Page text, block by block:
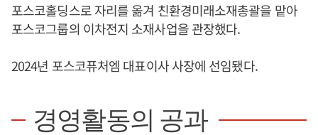
포스코홀딩스로 자리를 옮겨 친환경미래소재총괄을 맡아
포스코그룹의 이차전지 소재사업을 관장했다.
2024년 포스코퓨처엠 대표이사 사장에 선임됐다.
경영활동의 공과